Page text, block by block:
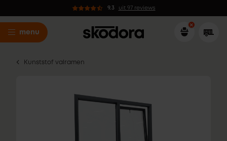
9.3 uit 97 reviews
menu
Kunststof valramen